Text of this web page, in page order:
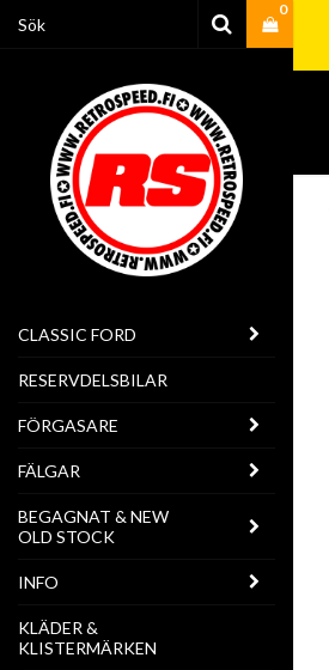
0
CLASSIC FORD
RESERVDELSBILAR
FÖRGASARE
FÄLGAR
BEGAGNAT & NEW
OLD STOCK
INFO
KLÄDER &
KLISTERMÄRKEN